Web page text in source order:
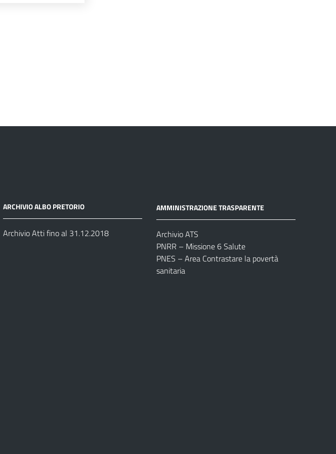
ARCHIVIO ALBO PRETORIO
Archivio Atti fino al 31.12.2018
AMMINISTRAZIONE TRASPARENTE
Archivio ATS
PNRR – Missione 6 Salute
PNES – Area Contrastare la povertà
sanitaria